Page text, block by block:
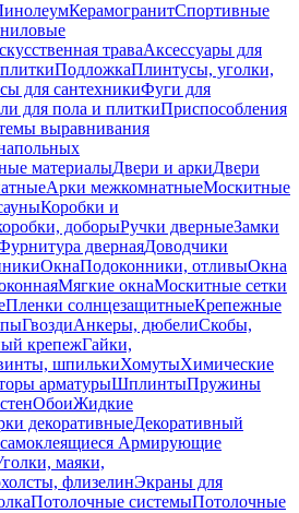
КерамогранитСпортивные
траваАксессуары для
ПодложкаПлинтусы, уголки,
для сантехникиФуги для
для пола и плиткиПриспособления
выравнивания
материалыДвери и аркиДвери
Арки межкомнатныеМоскитные
Коробки и
доборыРучки дверныеЗамки
двернаяДоводчики
ОкнаПодоконники, отливыОкна
Мягкие окнаМоскитные сетки
Пленки солнцезащитныеКрепежные
ГвоздиАнкеры, дюбелиСкобы,
крепежГайки,
шпилькиХомутыХимические
арматурыШплинтыПружины
ОбоиЖидкие
декоративныеДекоративный
Армирующие
маяки,
флизелинЭкраны для
Потолочные системыПотолочные